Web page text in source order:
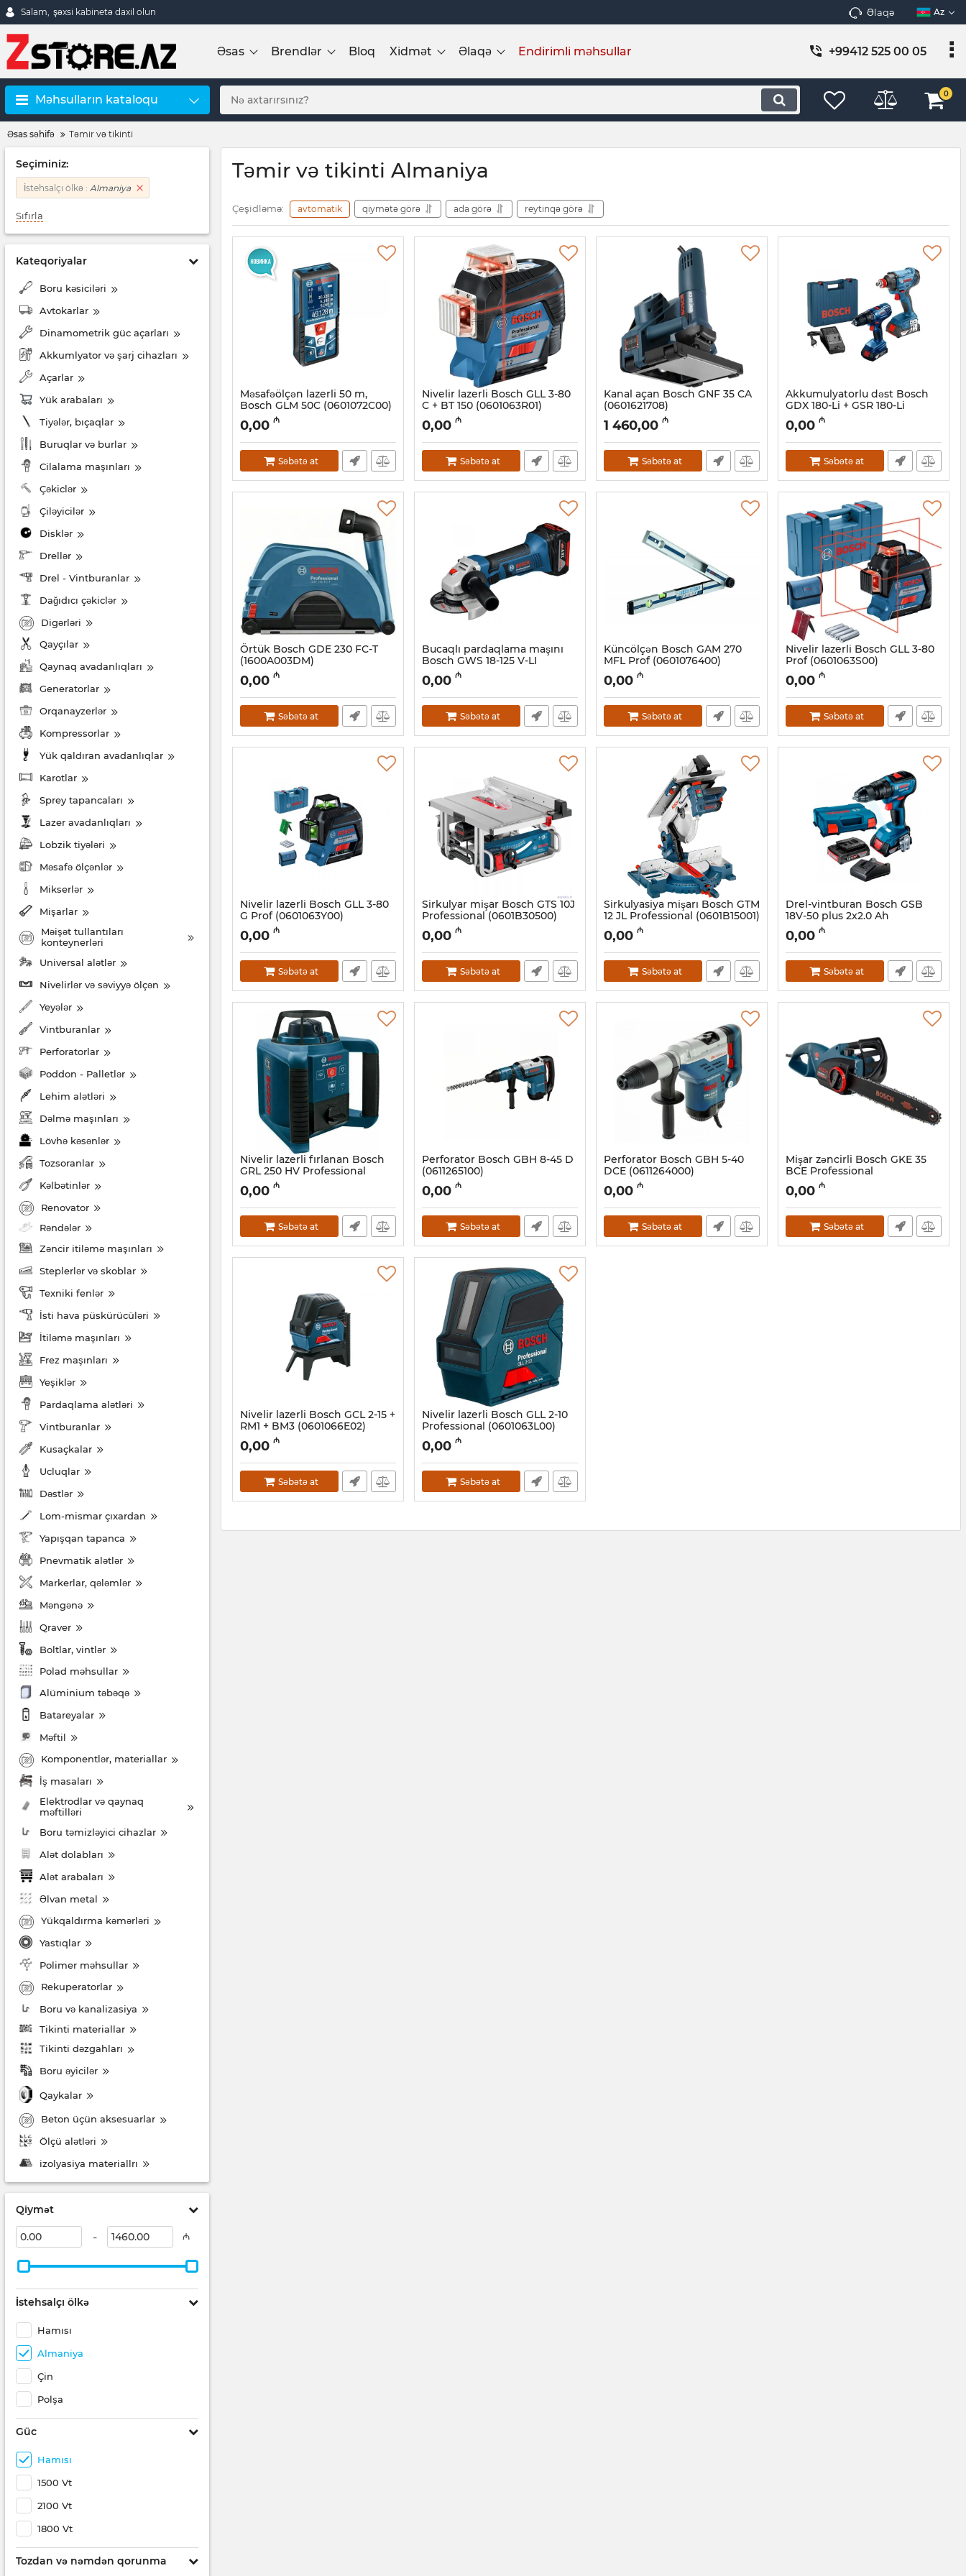
Salam, şəxsi kabinetə daxil olun Əlaqə Az
Əsas Brendlər Bloq Xidmət Əlaqə Endirimli məhsullar +99412 525 00 05
Məhsulların kataloqu 0
Əsas səhifə Təmir və tikinti
Seçiminiz:
İstehsalçı ölkə : Almaniya
Sıfırla
Kateqoriyalar
Boru kəsiciləri
Avtokarlar
Dinamometrik güc açarları
Akkumlyator və şarj cihazları
Açarlar
Yük arabaları
Tiyələr, bıçaqlar
Buruqlar və burlar
Cilalama maşınları
Çəkiclər
Çiləyicilər
Disklər
Drellər
Drel - Vintburanlar
Dağıdıcı çəkiclər
Digərləri
Qayçılar
Qaynaq avadanlıqları
Generatorlar
Orqanayzerlər
Kompressorlar
Yük qaldıran avadanlıqlar
Karotlar
Sprey tapancaları
Lazer avadanlıqları
Lobzik tiyələri
Məsafə ölçənlər
Mikserlər
Mişarlar
Məişət tullantıları
konteynerləri
Universal alətlər
Nivelirlər və səviyyə ölçən
Yeyələr
Vintburanlar
Perforatorlar
Poddon - Palletlər
Lehim alətləri
Dəlmə maşınları
Lövhə kəsənlər
Tozsoranlar
Kəlbətinlər
Renovator
Rəndələr
Zəncir itiləmə maşınları
Steplerlər və skoblar
Texniki fenlər
İsti hava püskürücüləri
İtiləmə maşınları
Frez maşınları
Yeşiklər
Pardaqlama alətləri
Vintburanlar
Kusaçkalar
Ucluqlar
Dəstlər
Lom-mismar çıxardan
Yapışqan tapanca
Pnevmatik alətlər
Markerlar, qələmlər
Məngənə
Qraver
Boltlar, vintlər
Polad məhsullar
Alüminium təbəqə
Batareyalar
Məftil
Komponentlər, materiallar
İş masaları
Elektrodlar və qaynaq
məftilləri
Boru təmizləyici cihazlar
Alət dolabları
Alət arabaları
Əlvan metal
Yükqaldırma kəmərləri
Yastıqlar
Polimer məhsullar
Rekuperatorlar
Boru və kanalizasiya
Tikinti materiallar
Tikinti dəzgahları
Boru əyicilər
Qaykalar
Beton üçün aksesuarlar
Ölçü alətləri
izolyasiya materiallrı
Qiymət
- ₼
İstehsalçı ölkə
Hamısı
Almaniya
Çin
Polşa
Güc
Hamısı
1500 Vt
2100 Vt
1800 Vt
Tozdan və nəmdən qorunma
Təmir və tikinti Almaniya
Çeşidləmə: avtomatik qiymətə görə ada görə reytinqə görə
Məsafəölçən lazerli 50 m,
Bosch GLM 50C (0601072C00)
Artikul: 017010219
0,00 ₼
Səbətə at
Nivelir lazerli Bosch GLL 3-80
C + BT 150 (0601063R01)
Artikul: 017010032
0,00 ₼
Səbətə at
Kanal açan Bosch GNF 35 CA
(0601621708)
Artikul: 017026239
1 460,00 ₼
Səbətə at
Akkumulyatorlu dəst Bosch
GDX 180-Li + GSR 180-Li
(06019G5222)
Artikul:
0,00 ₼
Səbətə at
Örtük Bosch GDE 230 FC-T
(1600A003DM)
Artikul: 017018040
0,00 ₼
Səbətə at
Bucaqlı pardaqlama maşını
Bosch GWS 18-125 V-LI
(0615990L6G)
Artikul:
0,00 ₼
Səbətə at
Küncölçən Bosch GAM 270
MFL Prof (0601076400)
Artikul: 017010015
0,00 ₼
Səbətə at
Nivelir lazerli Bosch GLL 3-80
Prof (0601063S00)
Artikul: 017010012
0,00 ₼
Səbətə at
Nivelir lazerli Bosch GLL 3-80
G Prof (0601063Y00)
Artikul: 017010011
0,00 ₼
Səbətə at
Sirkulyar mişar Bosch GTS 10J
Professional (0601B30500)
Artikul: 017009005
0,00 ₼
Səbətə at
Sirkulyasiya mişarı Bosch GTM
12 JL Professional (0601B15001)
Artikul: 017009004
0,00 ₼
Səbətə at
Drel-vintburan Bosch GSB
18V-50 plus 2x2.0 Ah
(06019H5100)
Artikul:
0,00 ₼
Səbətə at
Nivelir lazerli fırlanan Bosch
GRL 250 HV Professional
(0601061600)
Artikul:
0,00 ₼
Səbətə at
Perforator Bosch GBH 8-45 D
(0611265100)
Artikul: 017004006
0,00 ₼
Səbətə at
Perforator Bosch GBH 5-40
DCE (0611264000)
Artikul: 017004005
0,00 ₼
Səbətə at
Mişar zəncirli Bosch GKE 35
BCE Professional
(0601597603)
Artikul:
0,00 ₼
Səbətə at
Nivelir lazerli Bosch GCL 2-15 +
RM1 + BM3 (0601066E02)
Artikul: 017010004
0,00 ₼
Səbətə at
Nivelir lazerli Bosch GLL 2-10
Professional (0601063L00)
Artikul: 017010003
0,00 ₼
Səbətə at